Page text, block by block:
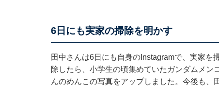
6日にも実家の掃除を明かす
田中さんは6日にも自身のInstagramで、実家
除したら、小学生の頃集めていたガンダムメン
んのめんこの写真をアップしました。今後も、